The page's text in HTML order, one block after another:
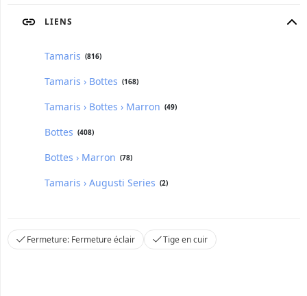
LIENS
Tamaris (816)
Tamaris › Bottes (168)
Tamaris › Bottes › Marron (49)
Bottes (408)
Bottes › Marron (78)
Tamaris › Augusti Series (2)
Fermeture: Fermeture éclair Tige en cuir